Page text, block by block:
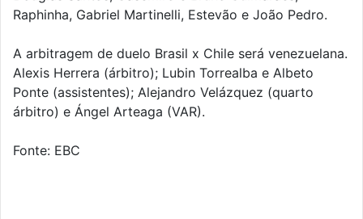
Raphinha, Gabriel Martinelli, Estevão e João Pedro.
A arbitragem de duelo Brasil x Chile será venezuelana.
Alexis Herrera (árbitro); Lubin Torrealba e Albeto
Ponte (assistentes); Alejandro Velázquez (quarto
árbitro) e Ángel Arteaga (VAR).
Fonte: EBC